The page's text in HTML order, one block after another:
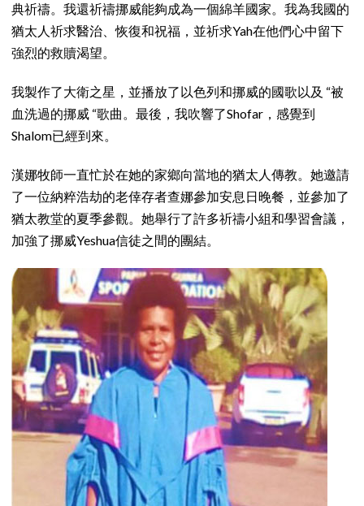
典祈禱。我還祈禱挪威能夠成為一個綿羊國家。我為我國的
猶太人祈求醫治、恢復和祝福，並祈求Yah在他們心中留下
強烈的救贖渴望。
我製作了大衛之星，並播放了以色列和挪威的國歌以及 “被
血洗過的挪威 “歌曲。最後，我吹響了Shofar，感覺到
Shalom已經到來。
漢娜牧師一直忙於在她的家鄉向當地的猶太人傳教。她邀請
了一位納粹浩劫的老倖存者查娜參加安息日晚餐，並參加了
猶太教堂的夏季參觀。她舉行了許多祈禱小組和學習會議，
加強了挪威Yeshua信徒之間的團結。